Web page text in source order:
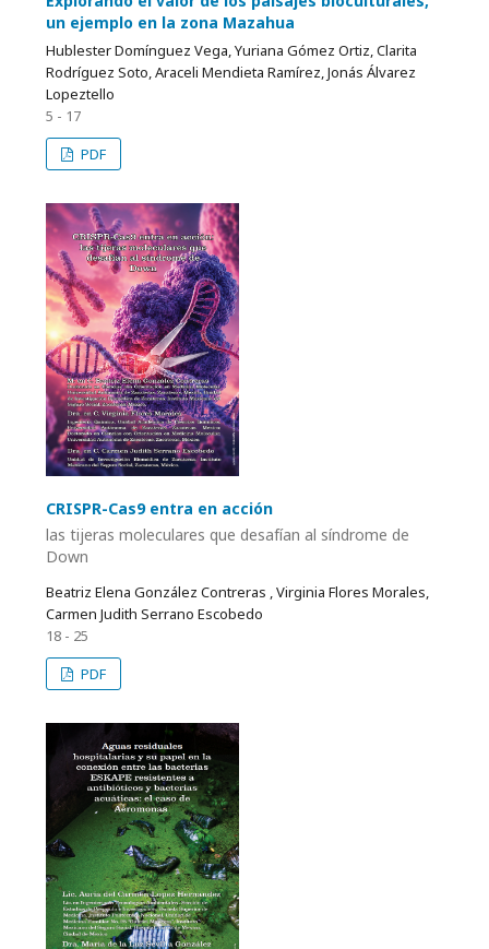
un ejemplo en la zona Mazahua
Hublester Domínguez Vega, Yuriana Gómez Ortiz, Clarita
Rodríguez Soto, Araceli Mendieta Ramírez, Jonás Álvarez
Lopeztello
5 - 17
PDF
CRISPR-Cas9 entra en acción
las tijeras moleculares que desafían al síndrome de
Down
Beatriz Elena González Contreras , Virginia Flores Morales,
Carmen Judith Serrano Escobedo
18 - 25
PDF